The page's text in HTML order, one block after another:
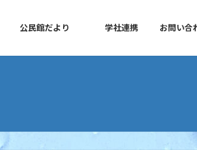
公民館だより 学社連携 お問い合